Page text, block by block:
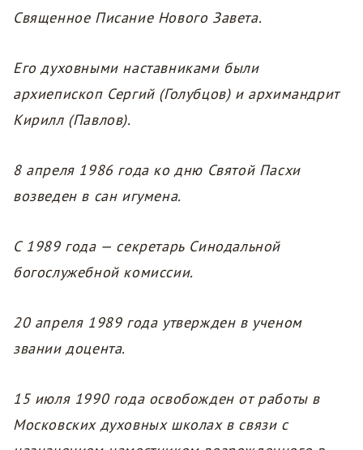
Священное Писание Нового Завета.
Его духовными наставниками были
архиепископ Сергий (Голубцов) и архимандрит
Кирилл (Павлов).
8 апреля 1986 года ко дню Святой Пасхи
возведен в сан игумена.
С 1989 года — секретарь Синодальной
богослужебной комиссии.
20 апреля 1989 года утвержден в ученом
звании доцента.
15 июля 1990 года освобожден от работы в
Московских духовных школах в связи с